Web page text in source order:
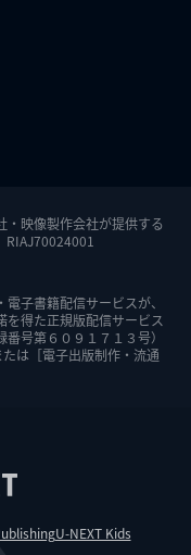
・映像製作会社が提供する
RIAJ70024001
子書籍配信サービスが、
得た正規版配信サービス
号第６０９１７１３号）
は［電子出版制作・流通
U-NEXT Kids